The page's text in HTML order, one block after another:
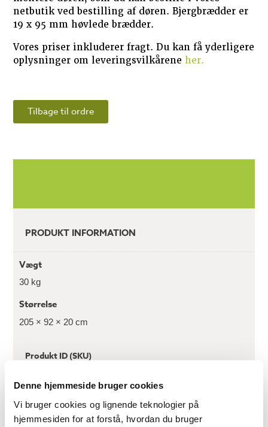
Denne hjemmeside bruger cookies
Vi bruger cookies og lignende teknologier på
hjemmesiden for at forstå, hvordan du bruger
netbutik ved bestilling af døren. Bjergbrædder er
19 x 95 mm høvlede brædder.
Vores priser inkluderer fragt. Du kan få yderligere
oplysninger om leveringsvilkåreneher.
Tilbage til ordre
PRODUKT INFORMATION
Vægt
30 kg
Størrelse
205 × 92 × 20 cm
Produkt ID (SKU)